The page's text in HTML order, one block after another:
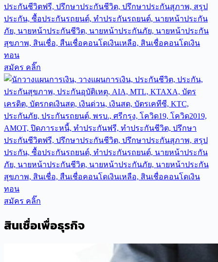
สมัคร คลิ๊ก
สมัคร คลิ๊ก
สินเชื่อเพื่อธุรกิจ